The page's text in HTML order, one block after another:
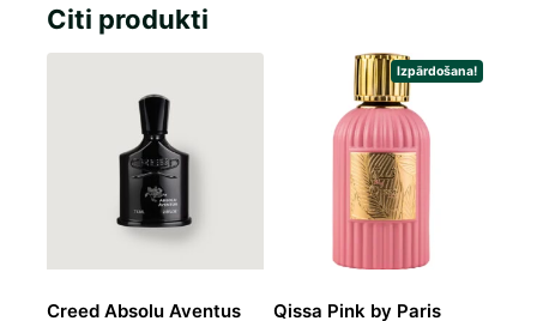
Citi produkti
Creed Absolu Aventus
Izpārdošana!
Qissa Pink by Paris